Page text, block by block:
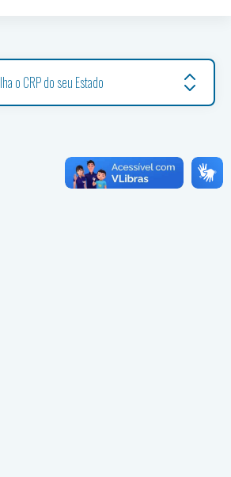
o CRP do seu Estado